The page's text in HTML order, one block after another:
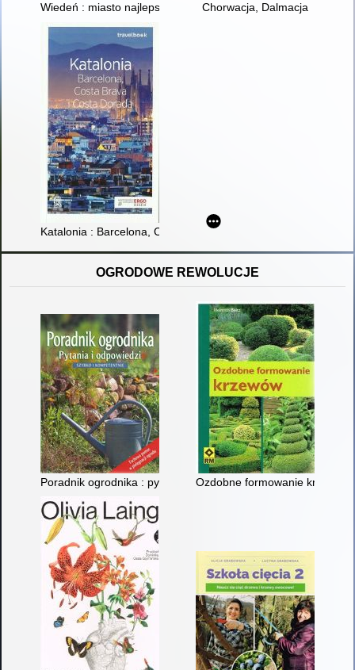
Wiedeń : miasto najlepsze do życiaChorwacja, Dalmacja
Katalonia : Barcelona, Costa Brava i Costa Dorada
OGRODOWE REWOLUCJE
Poradnik ogrodnika : pytania i odpowiedzi : szybko i
Ozdobne formowanie krzewów